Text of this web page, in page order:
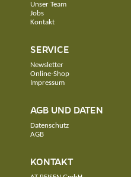
Unser Team
Jobs
Kontakt
SERVICE
Newsletter
Online-Shop
Impressum
AGB UND DATEN
Datenschutz
AGB
KONTAKT